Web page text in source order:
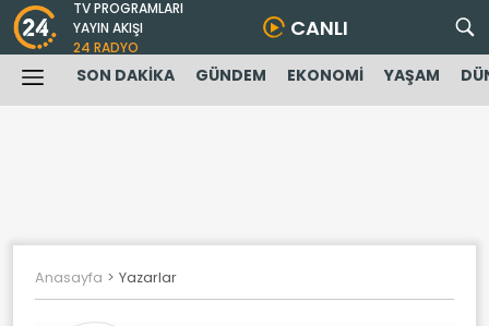
TV PROGRAMLARI
YAYIN AKIŞI
24 RADYO
CANLI
SON DAKİKA GÜNDEM EKONOMİ YAŞAM
Anasayfa Yazarlar